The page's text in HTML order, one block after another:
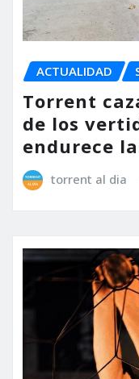
ACTUALIDAD
Torrent
de los
endurece
torrent al dia